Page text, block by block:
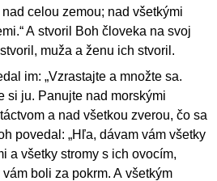
celou zemou; nad všetkými
A stvoril Boh človeka na svoj
muža a ženu ich stvoril.
im: „Vzrastajte a množte sa.
si ju. Panujte nad morskými
a nad všetkou zverou, čo sa
povedal: „Hľa, dávam vám všetky
a všetky stromy s ich ovocím,
boli za pokrm. A všetkým